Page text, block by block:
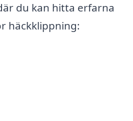
du kan hitta erfarna
häckklippning: